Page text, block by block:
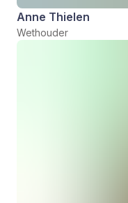
Anne Thielen
Wethouder